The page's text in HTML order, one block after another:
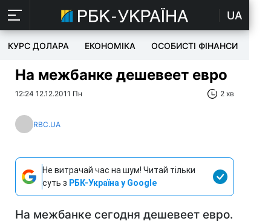
UA
КУРС ДОЛАРА ЕКОНОМІКА ОСОБИСТІ ФІНАНСИ
На межбанке дешевеет евро
12:24 12.12.2011 Пн 2 хв
RBC.UA
Не витрачай час на шум! Читай тільки
суть з РБК-Україна у Google
На межбанке сегодня дешевеет евро.